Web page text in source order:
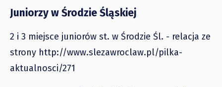
Juniorzy w Środzie Śląskiej
2 i 3 miejsce juniorów st. w Środzie Śl. - relacja ze
strony http://www.slezawroclaw.pl/pilka-
aktualnosci/271